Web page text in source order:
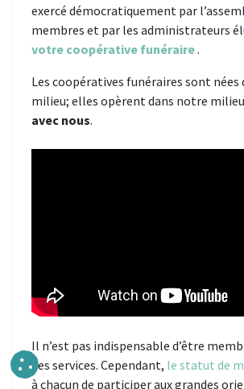
exercé démocratiquement par
membres et par les administrateurs
votre coopérative funéraire.
Les coopératives funéraires sont nées
milieu; elles opèrent dans notre milieu
avec nous.
Il n’est pas indispensable d’être
des services. Cependant, le statut de
à chacun de participer aux grandes